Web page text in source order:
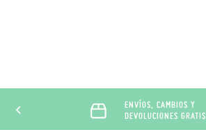
ENVÍOS, CAMBIOS Y
DEVOLUCIONES GRATIS